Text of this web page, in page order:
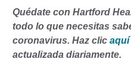
Quédate con Hartford
todo lo que necesitas
coronavirus. Haz clic aquí
actualizada diariamente.